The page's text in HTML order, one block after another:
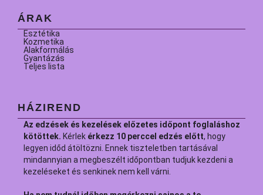
ÁRAK
Esztétika
Kozmetika
Alakformálás
Gyantázás
Teljes lista
HÁZIREND
Az edzések és kezelések előzetes időpont foglaláshoz
kötöttek. Kérlek érkezz 10 perccel edzés előtt, hogy
legyen időd átöltözni. Ennek tiszteletben tartásával
mindannyian a megbeszélt időpontban tudjuk kezdeni a
kezeléseket és senkinek nem kell várni.